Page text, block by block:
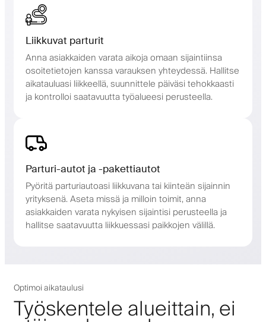
Liikkuvat parturit
Anna asiakkaiden varata aikoja omaan sijaintiinsa
osoitetietojen kanssa varauksen yhteydessä. Hallitse
aikatauluasi liikkeellä, suunnittele päiväsi tehokkaasti
ja kontrolloi saatavuutta työalueesi perusteella.
Parturi-autot ja -pakettiautot
Pyöritä parturiautoasi liikkuvana tai kiinteän sijainnin
yrityksenä. Aseta missä ja milloin toimit, anna
asiakkaiden varata nykyisen sijaintisi perusteella ja
hallitse saatavuutta liikkuessasi paikkojen välillä.
Optimoi aikataulusi
Työskentele alueittain, ei